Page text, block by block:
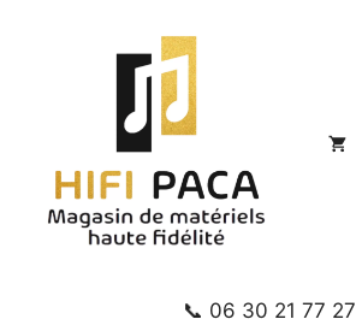
📞 06 30 21 77 27